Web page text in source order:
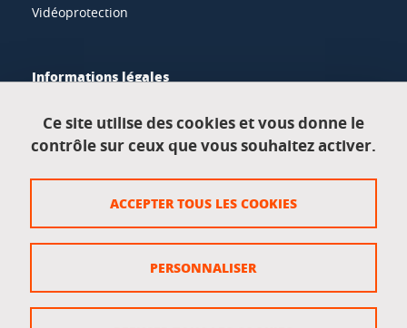
Vidéoprotection
Informations légales
Données personnelles
Crédits
Gestion des cookies
Ce site utilise des cookies et vous donne le
contrôle sur ceux que vous souhaitez activer.
ACCEPTER TOUS LES COOKIES
PERSONNALISER